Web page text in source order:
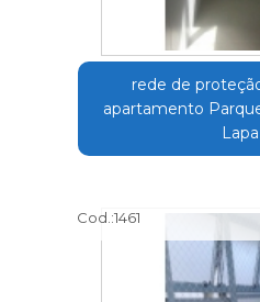
rede de
apartamento
Lapa
Cod.:1461